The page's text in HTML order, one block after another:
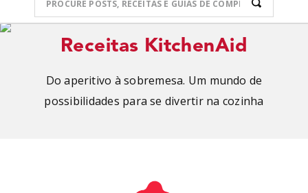
Receitas KitchenAid
Do aperitivo à sobremesa. Um mundo de
possibilidades para se divertir na cozinha